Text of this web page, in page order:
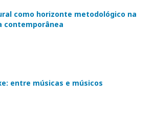
como horizonte metodológico na
contemporânea
entre músicas e músicos